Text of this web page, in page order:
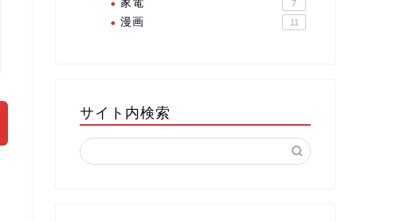
家電 7
漫画 11
サイト内検索